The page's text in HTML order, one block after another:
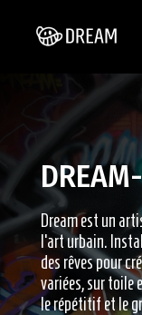
Dream est un
l’art urbain.
des rêves pour
variées, sur toile
le répétitif et le